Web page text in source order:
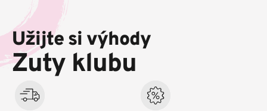
a
í
Užijte si výhody
Zuty klubu